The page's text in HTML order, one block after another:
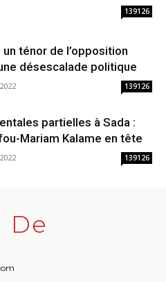
139126
ténor de l’opposition
désescalade politique
139126
partielles à Sada :
Mariam Kalame en tête
139126
De